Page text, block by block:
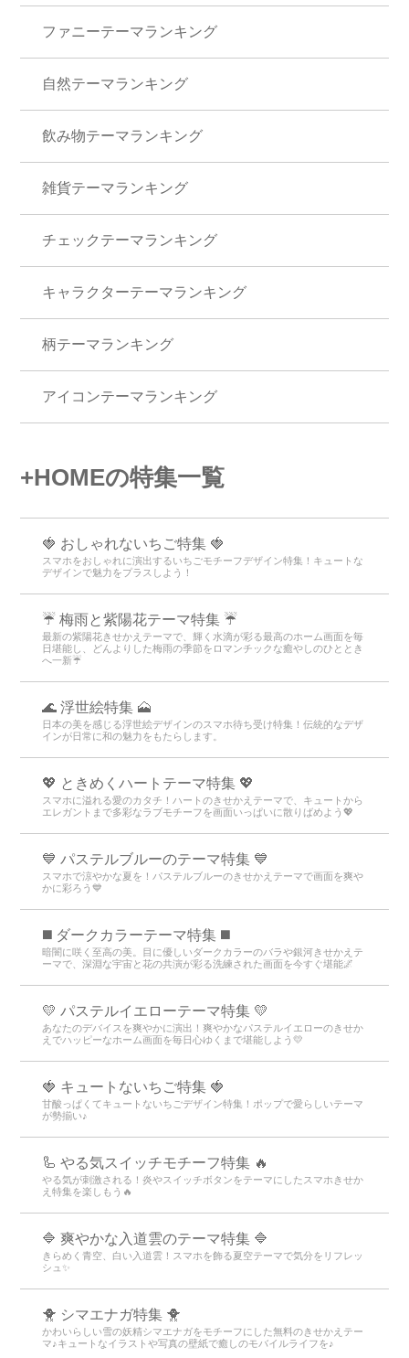
ファニーテーマランキング
自然テーマランキング
飲み物テーマランキング
雑貨テーマランキング
チェックテーマランキング
キャラクターテーマランキング
柄テーマランキング
アイコンテーマランキング
+HOMEの特集一覧
🍓 おしゃれないちご特集 🍓
スマホをおしゃれに演出するいちごモチーフデザイン特集！キュートな
デザインで魅力をプラスしよう！
☔ 梅雨と紫陽花テーマ特集 ☔
最新の紫陽花きせかえテーマで、輝く水滴が彩る最高のホーム画面を毎
日堪能し、どんよりした梅雨の季節をロマンチックな癒やしのひととき
へ一新☔
🌊 浮世絵特集 🗻
日本の美を感じる浮世絵デザインのスマホ待ち受け特集！伝統的なデザ
インが日常に和の魅力をもたらします。
💖 ときめくハートテーマ特集 💖
スマホに溢れる愛のカタチ！ハートのきせかえテーマで、キュートから
エレガントまで多彩なラブモチーフを画面いっぱいに散りばめよう💖
💙 パステルブルーのテーマ特集 💙
スマホで涼やかな夏を！パステルブルーのきせかえテーマで画面を爽や
かに彩ろう💙
️◼️ ダークカラーテーマ特集️ ◼️
暗闇に咲く至高の美。目に優しいダークカラーのバラや銀河きせかえテ
ーマで、深淵な宇宙と花の共演が彩る洗練された画面を今すぐ堪能🌌
💛 パステルイエローテーマ特集 💛
あなたのデバイスを爽やかに演出！爽やかなパステルイエローのきせか
えでハッピーなホーム画面を毎日心ゆくまで堪能しよう💛
🍓 キュートないちご特集 🍓
甘酸っぱくてキュートないちごデザイン特集！ポップで愛らしいテーマ
が勢揃い♪
🦾 やる気スイッチモチーフ特集 🔥
やる気が刺激される！炎やスイッチボタンをテーマにしたスマホきせか
え特集を楽しもう🔥
🔷 爽やかな入道雲のテーマ特集 🔷
きらめく青空、白い入道雲！スマホを飾る夏空テーマで気分をリフレッ
シュ✨
🐥 シマエナガ特集 🐥
かわいらしい雪の妖精シマエナガをモチーフにした無料のきせかえテー
マ♪キュートなイラストや写真の壁紙で癒しのモバイルライフを♪